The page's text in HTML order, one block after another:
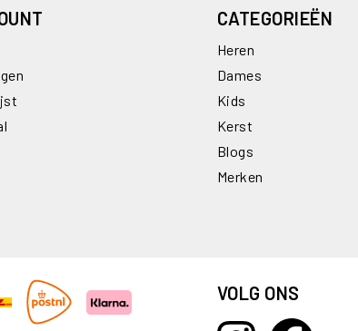
CATEGORIEËN
Heren
Dames
Kids
Kerst
Blogs
Merken
VOLG ONS